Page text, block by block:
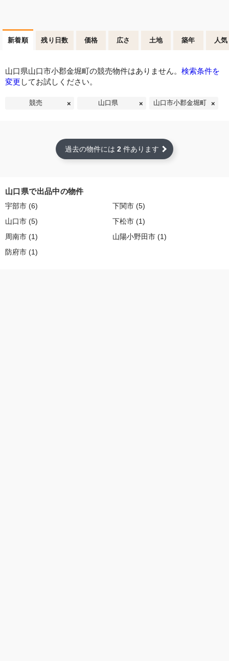
新着順 残り日数 価格 広さ 土地 築年 人気
山口県山口市小郡金堀町の競売物件はありません。 検索条件を
変更 してお試しください。
競売 山口県 山口市小郡金堀町
過去の物件には 2 件あります
山口県で出品中の物件
宇部市 (6) 下関市 (5)
山口市 (5) 下松市 (1)
周南市 (1) 山陽小野田市 (1)
防府市 (1)